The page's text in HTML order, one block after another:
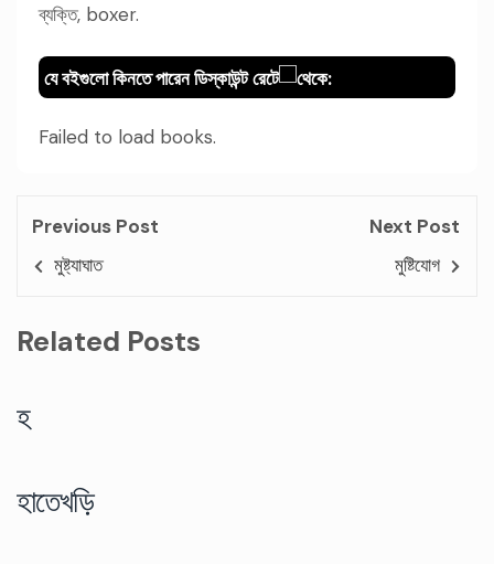
ব্যক্তি, boxer.
যে বইগুলো কিনতে পারেন ডিস্কাউন্ট রেটে থেকে:
Failed to load books.
Previous Post
মুষ্ট্যাঘাত
Next Post
মুষ্টিযোগ
Related Posts
হ
হাতেখড়ি